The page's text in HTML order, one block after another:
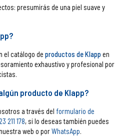
presumirás de una piel suave y
el catálogo deproductos de Klapp en
exhaustivo y profesional por
producto de Klapp?
a través del formulario de
211 178, si lo deseas también puedes
web o porWhatsApp.